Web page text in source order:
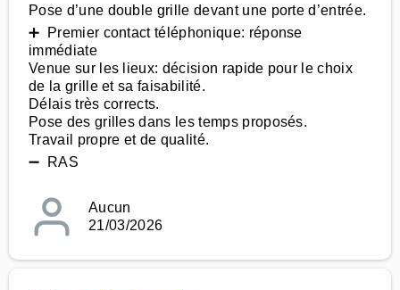
Pose d’une double grille devant une porte d’entrée.
➕ Premier contact téléphonique: réponse
immédiate
Venue sur les lieux: décision rapide pour le choix
de la grille et sa faisabilité.
Délais très corrects.
Pose des grilles dans les temps proposés.
Travail propre et de qualité.
➖ RAS
Aucun
21/03/2026